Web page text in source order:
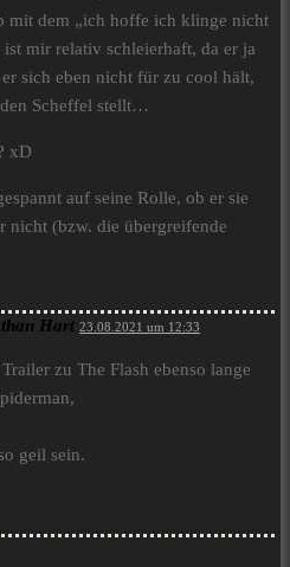
mit dem „ich hoffe ich klinge nicht
mir relativ schleierhaft, da er ja
er sich eben nicht für zu cool hält,
Scheffel stellt…
xD
auf seine Rolle, ob er sie
nicht (bzw. die übergreifende
Hart 23.08.2021 um 12:33
zu The Flash ebenso lange
geil sein.